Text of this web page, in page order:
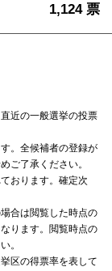
1,124 票
近の一般選挙の投票
。全候補者の登録が
ご了承ください。
おります。確定次
合は閲覧した時点の
ります。閲覧時点の
。
区の得票率を表して